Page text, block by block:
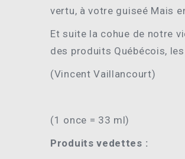
vertu, à votre guiseé Mais
Et suite la cohue de notre
des produits Québécois,
(Vincent Vaillancourt)
(1 once = 33 ml)
Produits vedettes :